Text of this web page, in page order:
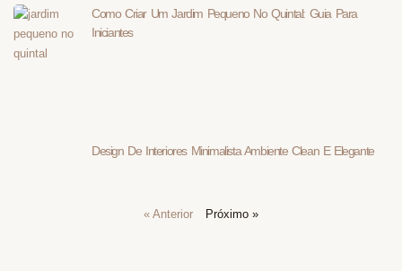
Como Criar Um Jardim Pequeno No Quintal: Guia Para
Iniciantes
Design De Interiores Minimalista Ambiente Clean E Elegante
« Anterior Próximo »